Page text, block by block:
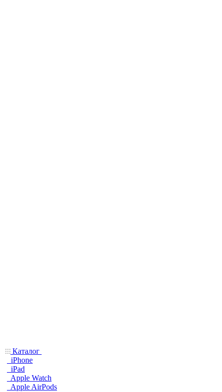
Каталог
iPhone
iPad
Apple Watch
Apple AirPods